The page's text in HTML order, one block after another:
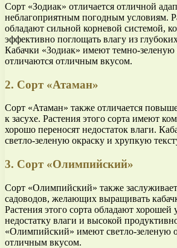
Сорт «Зодиак» отличается отличной
неблагоприятным погодным условиям.
обладают сильной корневой системой,
эффективно поглощать влагу из
Кабачки «Зодиак» имеют темно-зеленую
отличаются отличным вкусом.
2. Сорт «Атаман»
Сорт «Атаман» также отличается
к засухе. Растения этого сорта имеют
хорошо переносят недостаток влаги.
светло-зеленую окраску и хрупкую
3. Сорт «Олимпийский»
Сорт «Олимпийский» также
садоводов, желающих выращивать
Растения этого сорта обладают хорошей
недостатку влаги и высокой
«Олимпийский» имеют светло-зеленую
отличным вкусом.